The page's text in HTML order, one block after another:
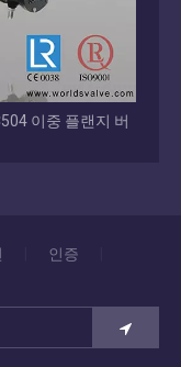
이중 플랜지 버
인증